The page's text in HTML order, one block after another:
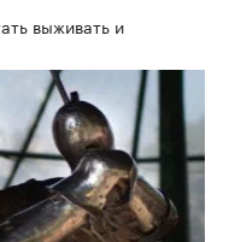
выживать и